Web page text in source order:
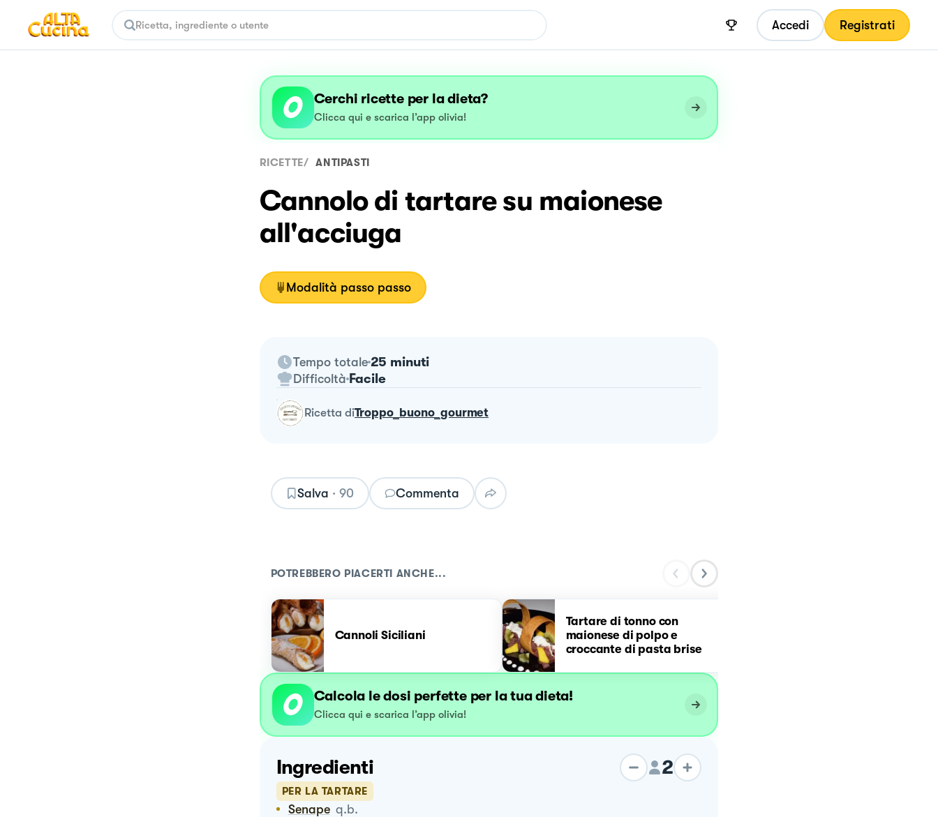
Accedi Registrati
Cerchi ricette per la dieta?
Clicca qui e scarica l’app olivia!
RICETTE/ ANTIPASTI
Cannolo di tartare su maionese
all'acciuga
Modalità passo passo
Tempo totale 25 minuti
Difficoltà Facile
ricetta diTroppo_buono_gourmet
Salva · 90 Commenta
POTREBBERO PIACERTI ANCHE...
Cannoli Siciliani
Tartare di tonno con
maionese di polpo e
croccante di pasta brise
Calcola le dosi perfette per la tua dieta!
Clicca qui e scarica l’app olivia!
Ingredienti 2
PER LA TARTARE
Senape q.b.